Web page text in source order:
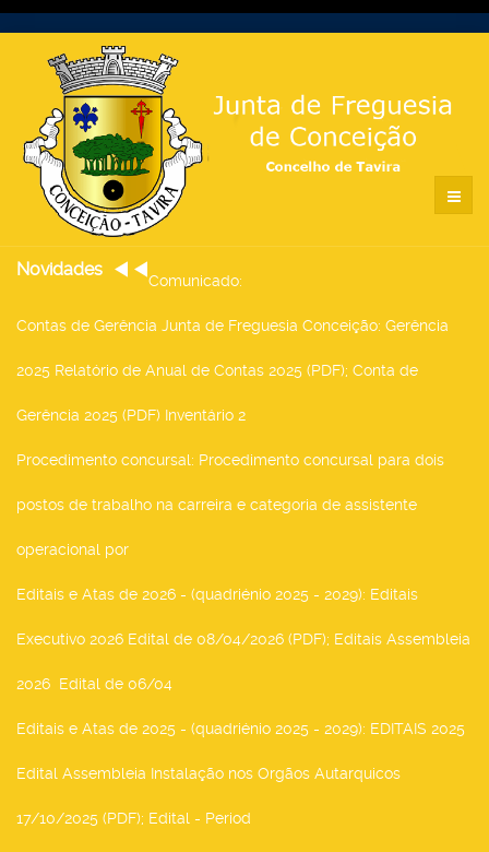
Novidades
Comunicado:
Contas de Gerência Junta de Freguesia Conceição: Gerência
2025 Relatório de Anual de Contas 2025 (PDF); Conta de
Gerência 2025 (PDF) Inventário 2
Procedimento concursal: Procedimento concursal para dois
postos de trabalho na carreira e categoria de assistente
operacional por
Editais e Atas de 2026 - (quadriénio 2025 - 2029): Editais
Executivo 2026 Edital de 08/04/2026 (PDF); Editais Assembleia
2026 Edital de 06/04
Editais e Atas de 2025 - (quadriénio 2025 - 2029): EDITAIS 2025
Edital Assembleia Instalação nos Orgãos Autarquicos
17/10/2025 (PDF); Edital - Period